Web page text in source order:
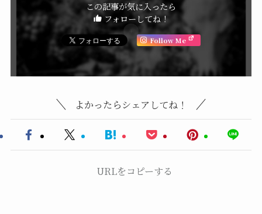
この記事が気に入ったら
フォローしてね！
Follow Me
よかったらシェアしてね！
URLをコピーする